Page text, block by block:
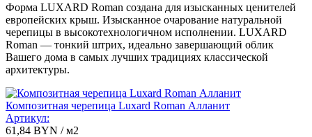
Форма LUXARD Roman создана для изысканных ценителей
европейских крыш. Изысканное очарование натуральной
черепицы в высокотехнологичном исполнении. LUXARD
Roman — тонкий штрих, идеально завершающий облик
Вашего дома в самых лучших традициях классической
архитектуры.
Композитная черепица Luxard Roman Алланит
Артикул:
61,84 BYN / м2